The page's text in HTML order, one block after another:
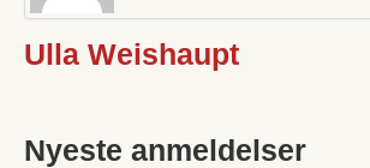
Ulla Weishaupt
Nyeste anmeldelser